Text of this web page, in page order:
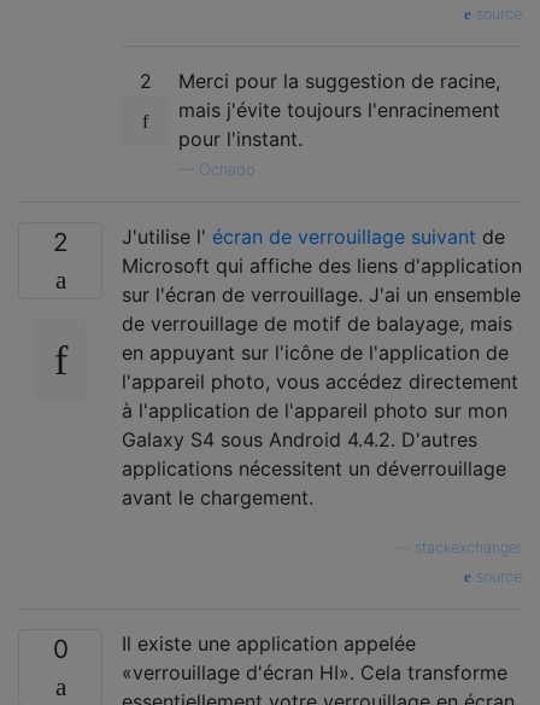
source
2
Merci pour la suggestion de racine,
mais j'évite toujours l'enracinement
pour l'instant.
Ochado
2 J'utilise l' écran de verrouillage suivant de
Microsoft qui affiche des liens d'application
sur l'écran de verrouillage. J'ai un ensemble
de verrouillage de motif de balayage, mais
en appuyant sur l'icône de l'application de
l'appareil photo, vous accédez directement
à l'application de l'appareil photo sur mon
Galaxy S4 sous Android 4.4.2. D'autres
applications nécessitent un déverrouillage
avant le chargement.
stackexchanger
source
0
Il existe une application appelée
«verrouillage d'écran HI». Cela transforme